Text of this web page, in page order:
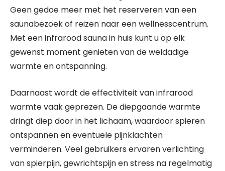
Geen gedoe meer met het reserveren van een
saunabezoek of reizen naar een wellnesscentrum.
Met een infrarood sauna in huis kunt u op elk
gewenst moment genieten van de weldadige
warmte en ontspanning.
Daarnaast wordt de effectiviteit van infrarood
warmte vaak geprezen. De diepgaande warmte
dringt diep door in het lichaam, waardoor spieren
ontspannen en eventuele pijnklachten
verminderen. Veel gebruikers ervaren verlichting
van spierpijn, gewrichtspijn en stress na regelmatig